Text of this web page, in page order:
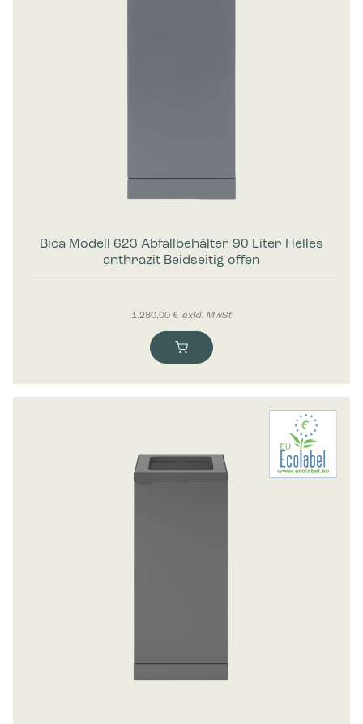
Bica Modell 623 Abfallbehälter 90 Liter Helles
anthrazit Beidseitig offen
1.280,00€ exkl. MwSt